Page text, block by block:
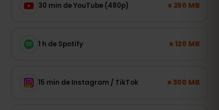
30 min de YouTube (480p) ± 250 MB
1 h de Spotify ± 120 MB
15 min de Instagram / TikTok ± 300 MB